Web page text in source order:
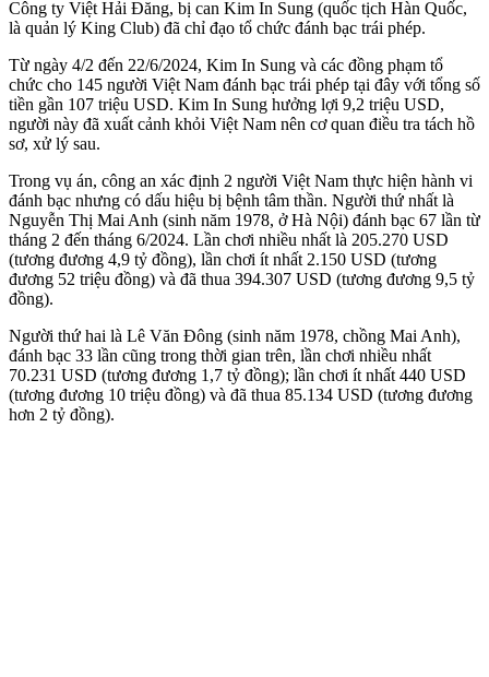
Công ty Việt Hải Đăng, bị can Kim In Sung (quốc tịch Hàn Quốc,
là quản lý King Club) đã chỉ đạo tổ chức đánh bạc trái phép.
Từ ngày 4/2 đến 22/6/2024, Kim In Sung và các đồng phạm tổ
chức cho 145 người Việt Nam đánh bạc trái phép tại đây với tổng số
tiền gần 107 triệu USD. Kim In Sung hưởng lợi 9,2 triệu USD,
người này đã xuất cảnh khỏi Việt Nam nên cơ quan điều tra tách hồ
sơ, xử lý sau.
Trong vụ án, công an xác định 2 người Việt Nam thực hiện hành vi
đánh bạc nhưng có dấu hiệu bị bệnh tâm thần. Người thứ nhất là
Nguyễn Thị Mai Anh (sinh năm 1978, ở Hà Nội) đánh bạc 67 lần từ
tháng 2 đến tháng 6/2024. Lần chơi nhiều nhất là 205.270 USD
(tương đương 4,9 tỷ đồng), lần chơi ít nhất 2.150 USD (tương
đương 52 triệu đồng) và đã thua 394.307 USD (tương đương 9,5 tỷ
đồng).
Người thứ hai là Lê Văn Đông (sinh năm 1978, chồng Mai Anh),
đánh bạc 33 lần cũng trong thời gian trên, lần chơi nhiều nhất
70.231 USD (tương đương 1,7 tỷ đồng); lần chơi ít nhất 440 USD
(tương đương 10 triệu đồng) và đã thua 85.134 USD (tương đương
hơn 2 tỷ đồng).